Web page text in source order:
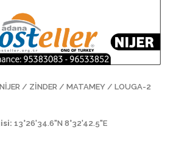
NİJER / ZİNDER / MATAMEY / LOUGA-2
13°26'34.6"N 8°32'42.5"E